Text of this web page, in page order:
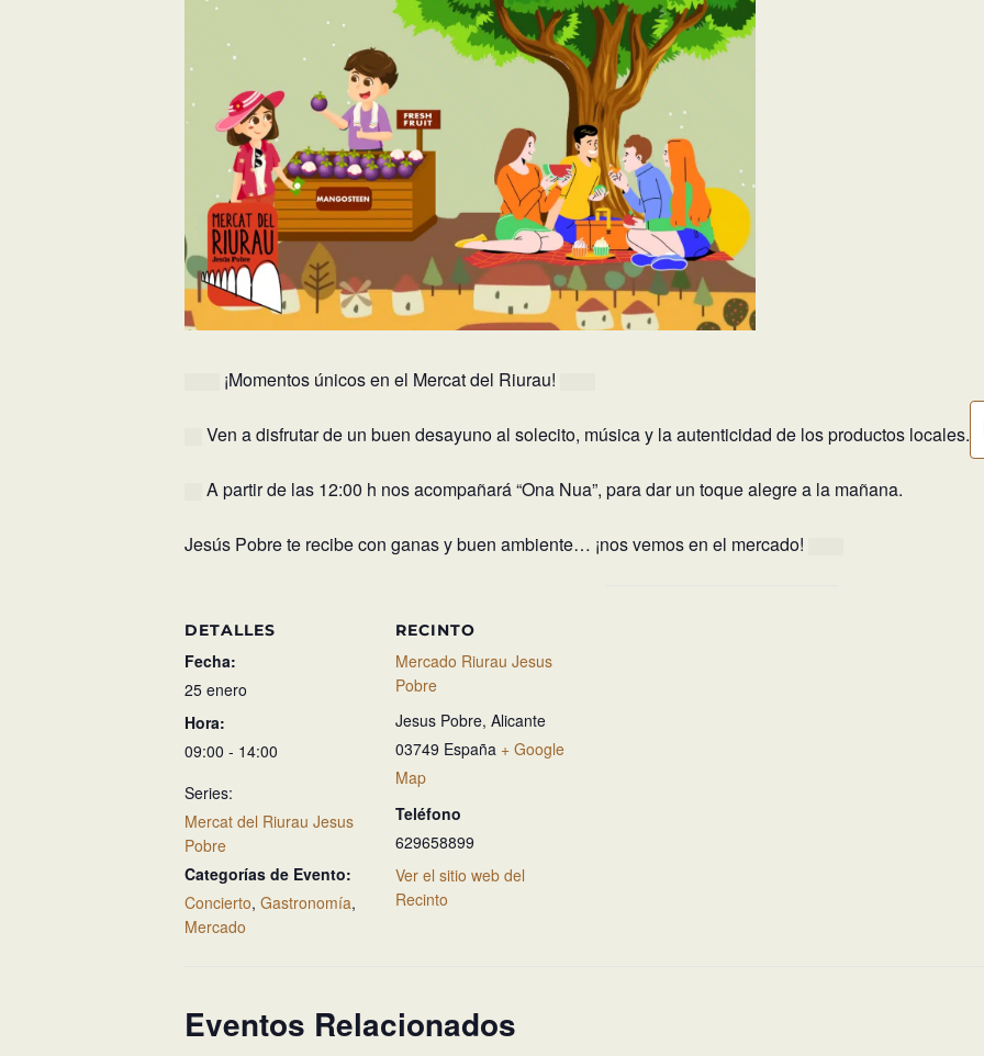
¡Momentos únicos en el Mercat del Riurau!
Ven a disfrutar de un buen desayuno al solecito, música y la autenticidad de los productos locales.
A partir de las 12:00 h nos acompañará “Ona Nua”, para dar un toque alegre a la mañana.
Jesús Pobre te recibe con ganas y buen ambiente… ¡nos vemos en el mercado!
DETALLES
Fecha:
25 enero
Hora:
09:00 - 14:00
Series:
Mercat del Riurau Jesus
Pobre
Categorías de Evento:
Concierto, Gastronomía,
Mercado
RECINTO
Mercado Riurau Jesus
Pobre
Jesus Pobre, Alicante
03749 España + Google
Map
Teléfono
629658899
Ver el sitio web del
Recinto
Eventos Relacionados